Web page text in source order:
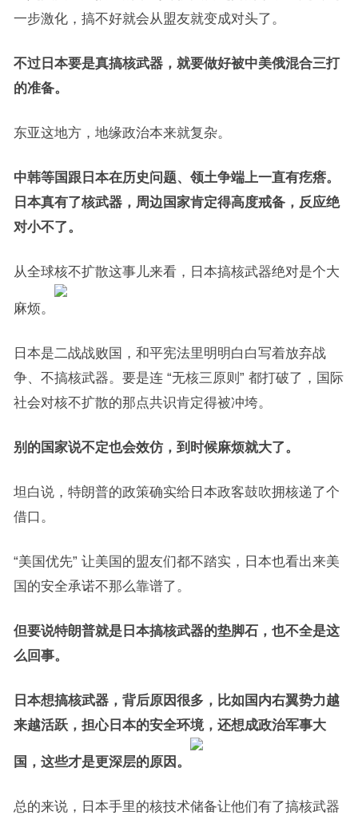
一步激化，搞不好就会从盟友就变成对头了。
不过日本要是真搞核武器，就要做好被中美俄混合三打
的准备。
东亚这地方，地缘政治本来就复杂。
中韩等国跟日本在历史问题、领土争端上一直有疙瘩。
日本真有了核武器，周边国家肯定得高度戒备，反应绝
对小不了。
从全球核不扩散这事儿来看，日本搞核武器绝对是个大
麻烦。
日本是二战战败国，和平宪法里明明白白写着放弃战
争、不搞核武器。要是连 “无核三原则” 都打破了，国际
社会对核不扩散的那点共识肯定得被冲垮。
别的国家说不定也会效仿，到时候麻烦就大了。
坦白说，特朗普的政策确实给日本政客鼓吹拥核递了个
借口。
“美国优先” 让美国的盟友们都不踏实，日本也看出来美
国的安全承诺不那么靠谱了。
但要说特朗普就是日本搞核武器的垫脚石，也不全是这
么回事。
日本想搞核武器，背后原因很多，比如国内右翼势力越
来越活跃，担心日本的安全环境，还想成政治军事大
国，这些才是更深层的原因。
总的来说，日本手里的核技术储备让他们有了搞核武器